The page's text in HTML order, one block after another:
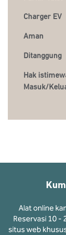
Charger EV
Aman
Ditanggung
Hak
Masuk/
Alat online
Reservasi 10 -
situs web